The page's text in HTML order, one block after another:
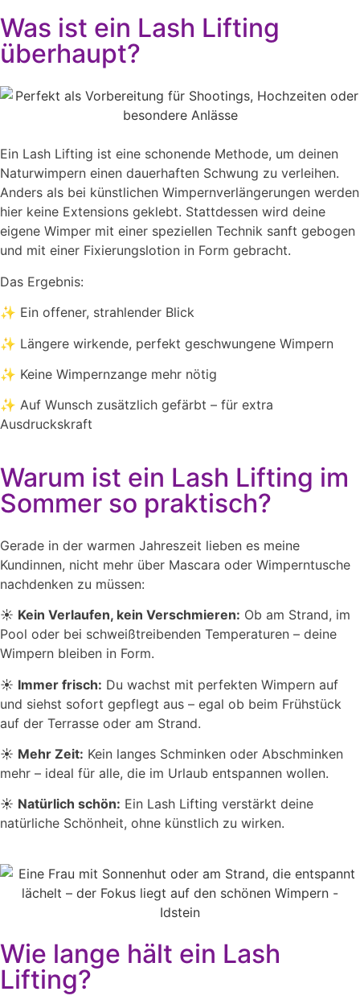
Was ist ein Lash Lifting
überhaupt?
Ein Lash Lifting ist eine schonende Methode, um deinen
Naturwimpern einen dauerhaften Schwung zu verleihen.
Anders als bei künstlichen Wimpernverlängerungen werden
hier keine Extensions geklebt. Stattdessen wird deine
eigene Wimper mit einer speziellen Technik sanft gebogen
und mit einer Fixierungslotion in Form gebracht.
Das Ergebnis:
✨ Ein offener, strahlender Blick
✨ Längere wirkende, perfekt geschwungene Wimpern
✨ Keine Wimpernzange mehr nötig
✨ Auf Wunsch zusätzlich gefärbt – für extra
Ausdruckskraft
Warum ist ein Lash Lifting im
Sommer so praktisch?
Gerade in der warmen Jahreszeit lieben es meine
Kundinnen, nicht mehr über Mascara oder Wimperntusche
nachdenken zu müssen:
☀️ Kein Verlaufen, kein Verschmieren: Ob am Strand, im
Pool oder bei schweißtreibenden Temperaturen – deine
Wimpern bleiben in Form.
☀️ Immer frisch: Du wachst mit perfekten Wimpern auf
und siehst sofort gepflegt aus – egal ob beim Frühstück
auf der Terrasse oder am Strand.
☀️ Mehr Zeit: Kein langes Schminken oder Abschminken
mehr – ideal für alle, die im Urlaub entspannen wollen.
☀️ Natürlich schön: Ein Lash Lifting verstärkt deine
natürliche Schönheit, ohne künstlich zu wirken.
Wie lange hält ein Lash
Lifting?